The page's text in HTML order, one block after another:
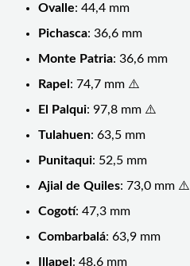
Ovalle: 44,4 mm
Pichasca: 36,6 mm
Monte Patria: 36,6 mm
Rapel: 74,7 mm ⚠️
El Palqui: 97,8 mm ⚠️
Tulahuen: 63,5 mm
Punitaqui: 52,5 mm
Ajial de Quiles: 73,0 mm ⚠️
Cogotí: 47,3 mm
Combarbalá: 63,9 mm
Illapel: 48,6 mm